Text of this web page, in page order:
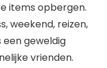
items opbergen.
weekend, reizen,
een geweldig
vrienden.